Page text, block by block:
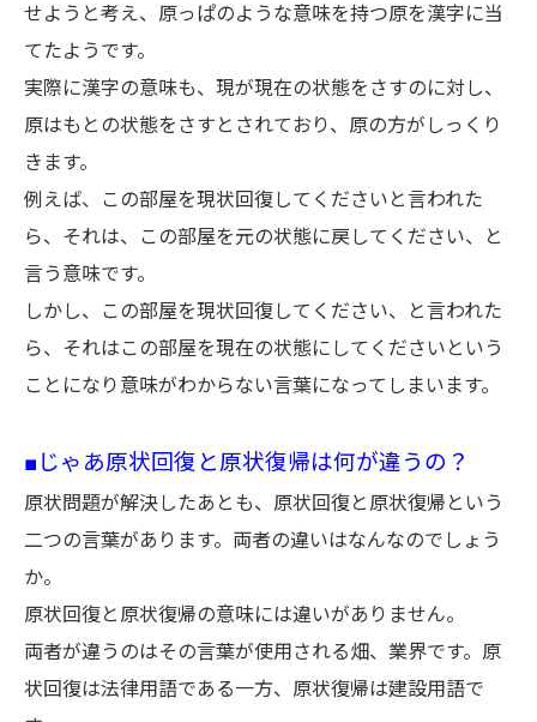
せようと考え、原っぱのような意味を持つ原を漢字に当
てたようです。
実際に漢字の意味も、現が現在の状態をさすのに対し、
原はもとの状態をさすとされており、原の方がしっくり
きます。
例えば、この部屋を現状回復してくださいと言われた
ら、それは、この部屋を元の状態に戻してください、と
言う意味です。
しかし、この部屋を現状回復してください、と言われた
ら、それはこの部屋を現在の状態にしてくださいという
ことになり意味がわからない言葉になってしまいます。
■じゃあ原状回復と原状復帰は何が違うの？
原状問題が解決したあとも、原状回復と原状復帰という
二つの言葉があります。両者の違いはなんなのでしょう
か。
原状回復と原状復帰の意味には違いがありません。
両者が違うのはその言葉が使用される畑、業界です。原
状回復は法律用語である一方、原状復帰は建設用語で